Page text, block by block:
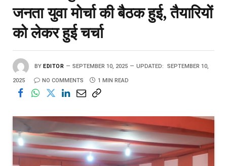
जनता युवा मोर्चा की बैठक हुई, तैयारियों
को लेकर हुई चर्चा
BY EDITOR SEPTEMBER 10, 2025 UPDATED: SEPTEMBER 10,
2025 NO COMMENTS 1 MIN READ